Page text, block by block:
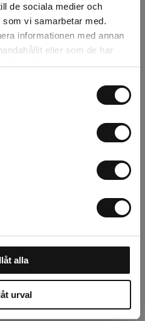
de sociala medier och
vi samarbetar med.
informationen med annan
eller som de har
deras tjänster.
alla
urval